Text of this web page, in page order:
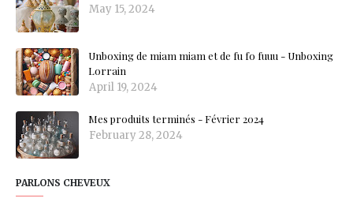
May 15, 2024
Unboxing de miam miam et de fu fo fuuu - Unboxing
Lorrain
April 19, 2024
Mes produits terminés - Février 2024
February 28, 2024
PARLONS CHEVEUX